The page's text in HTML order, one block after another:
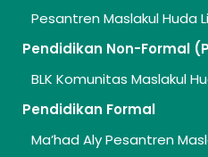
Pesantren Maslakul Huda
Pendidikan Non-Formal
BLK Komunitas Maslakul
Pendidikan Formal
Ma’had Aly Pesantren